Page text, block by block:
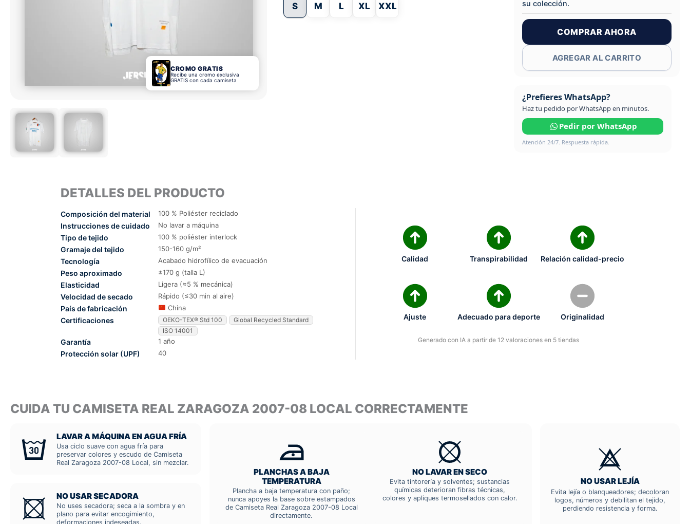
CROMO GRATIS
Recibe una cromo exclusiva
GRATIS con cada camiseta
S M L XL XXL
su colección.
COMPRAR AHORA
AGREGAR AL CARRITO
¿Prefieres WhatsApp?
Haz tu pedido por WhatsApp en minutos.
Pedir por WhatsApp
Atención 24/7. Respuesta rápida.
DETALLES DEL PRODUCTO
Composición del material 100 % Poliéster reciclado
Instrucciones de cuidado No lavar a máquina
Tipo de tejido 100 % poliéster interlock
Gramaje del tejido 150-160 g/m²
Tecnología Acabado hidrofílico de evacuación
Peso aproximado ±170 g (talla L)
Elasticidad Ligera (≈5 % mecánica)
Velocidad de secado Rápido (≤30 min al aire)
País de fabricación China
Certificaciones OEKO-TEX® Std 100
Global Recycled Standard
ISO 14001
Garantía 1 año
Protección solar (UPF) 40
Calidad Transpirabilidad Relación calidad-precio
Ajuste Adecuado para deporte Originalidad
Generado con IA a partir de 12 valoraciones en 5 tiendas
CUIDA TU CAMISETA REAL ZARAGOZA 2007-08 LOCAL CORRECTAMENTE
LAVAR A MÁQUINA EN AGUA FRÍA
Usa ciclo suave con agua fría para
preservar colores y escudo de Camiseta
Real Zaragoza 2007-08 Local, sin mezclar.
NO USAR SECADORA
No uses secadora; seca a la sombra y en
plano para evitar encogimiento,
deformaciones indeseadas.
PLANCHAS A BAJA
TEMPERATURA
Plancha a baja temperatura con paño;
nunca apoyes la base sobre estampados
de Camiseta Real Zaragoza 2007-08 Local
directamente.
NO LAVAR EN SECO
Evita tintorería y solventes; sustancias
químicas deterioran fibras técnicas,
colores y apliques termosellados con calor.
NO USAR LEJÍA
Evita lejía o blanqueadores; decoloran
logos, números y debilitan el tejido,
perdiendo resistencia y forma.